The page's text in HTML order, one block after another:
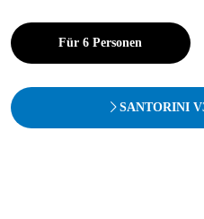
Für 6 Personen
SANTORINI